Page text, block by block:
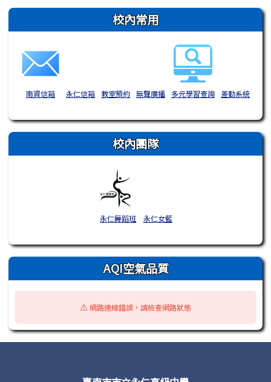
右邊區域內容 校內常用
南資信箱 永仁信箱 教室預約 無聲廣播 多元學習查詢 差勤系統
校內團隊
永仁舞蹈班 永仁女籃
AQI空氣品質
⚠️ 網路連線錯誤，請檢查網路狀態